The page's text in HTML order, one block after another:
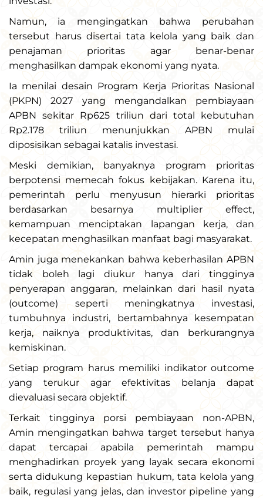
Namun, ia mengingatkan bahwa perubahan
tersebut harus disertai tata kelola yang baik dan
penajaman prioritas agar benar-benar
menghasilkan dampak ekonomi yang nyata.
Ia menilai desain Program Kerja Prioritas Nasional
(PKPN) 2027 yang mengandalkan pembiayaan
APBN sekitar Rp625 triliun dari total kebutuhan
Rp2.178 triliun menunjukkan APBN mulai
diposisikan sebagai katalis investasi.
Meski demikian, banyaknya program prioritas
berpotensi memecah fokus kebijakan. Karena itu,
pemerintah perlu menyusun hierarki prioritas
berdasarkan besarnya multiplier effect,
kemampuan menciptakan lapangan kerja, dan
kecepatan menghasilkan manfaat bagi masyarakat.
Amin juga menekankan bahwa keberhasilan APBN
tidak boleh lagi diukur hanya dari tingginya
penyerapan anggaran, melainkan dari hasil nyata
(outcome) seperti meningkatnya investasi,
tumbuhnya industri, bertambahnya kesempatan
kerja, naiknya produktivitas, dan berkurangnya
kemiskinan.
Setiap program harus memiliki indikator outcome
yang terukur agar efektivitas belanja dapat
dievaluasi secara objektif.
Terkait tingginya porsi pembiayaan non-APBN,
Amin mengingatkan bahwa target tersebut hanya
dapat tercapai apabila pemerintah mampu
menghadirkan proyek yang layak secara ekonomi
serta didukung kepastian hukum, tata kelola yang
baik, regulasi yang jelas, dan investor pipeline yang